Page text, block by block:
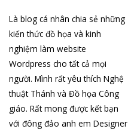
Là blog cá nhân chia sẻ những
kiến thức đồ họa và kinh
nghiệm làm website
Wordpress cho tất cả mọi
người. Mình rất yêu thích Nghệ
thuật Thánh và Đồ họa Công
giáo. Rất mong được kết bạn
với đông đảo anh em Designer